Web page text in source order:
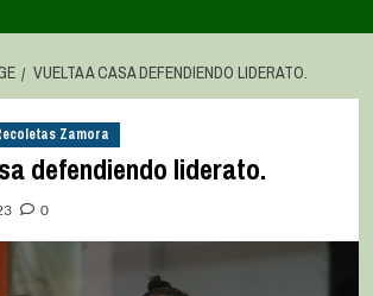
VUELTA A CASA DEFENDIENDO LIDERATO.
Zamora
defendiendo liderato.
0